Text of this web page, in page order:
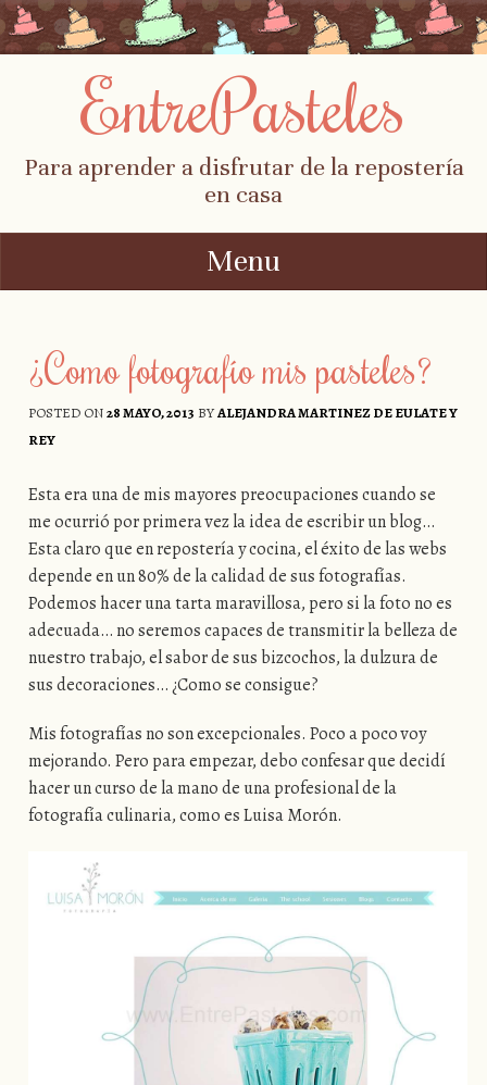
EntrePasteles
Para aprender a disfrutar de la repostería
en casa
Menu
¿Como fotografío mis pasteles?
POSTED ON28 MAYO, 2013 BYALEJANDRA MARTINEZ DE EULATE Y
REY
Esta era una de mis mayores preocupaciones cuando se
me ocurrió por primera vez la idea de escribir un blog…
Esta claro que en repostería y cocina, el éxito de las webs
depende en un 80% de la calidad de sus fotografías.
Podemos hacer una tarta maravillosa, pero si la foto no es
adecuada… no seremos capaces de transmitir la belleza de
nuestro trabajo, el sabor de sus bizcochos, la dulzura de
sus decoraciones… ¿Como se consigue?
Mis fotografías no son excepcionales. Poco a poco voy
mejorando. Pero para empezar, debo confesar que decidí
hacer un curso de la mano de una profesional de la
fotografía culinaria, como es Luisa Morón.